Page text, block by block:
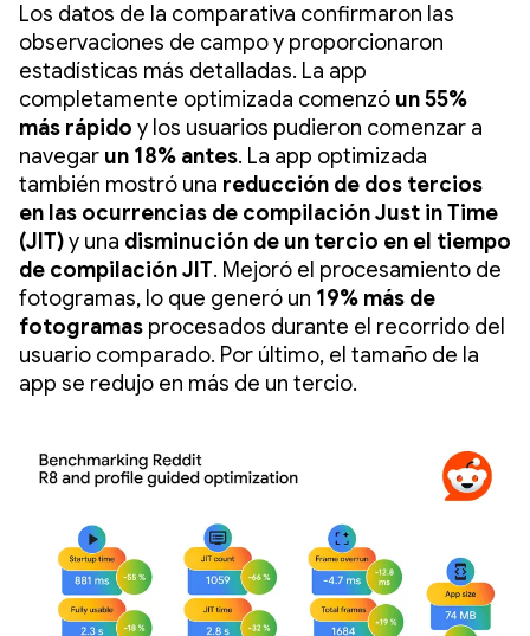
Los datos de la comparativa confirmaron las
observaciones de campo y proporcionaron
estadísticas más detalladas. La app
completamente optimizada comenzó un 55%
más rápido y los usuarios pudieron comenzar a
navegar un 18% antes. La app optimizada
también mostró una reducción de dos tercios
en las ocurrencias de compilación Just in Time
(JIT)y una disminución de un tercio en el tiempo
de compilación JIT. Mejoró el procesamiento de
fotogramas, lo que generó un 19% más de
fotogramas procesados durante el recorrido del
usuario comparado. Por último, el tamaño de la
app se redujo en más de un tercio.